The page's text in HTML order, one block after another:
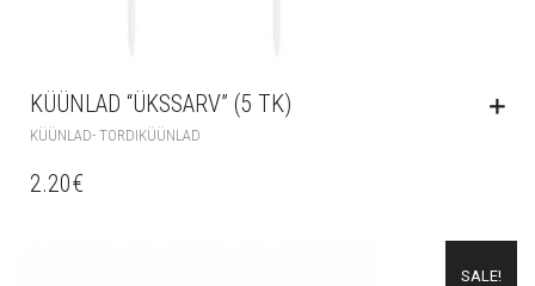
KÜÜNLAD “ÜKSSARV” (5 TK)
KÜÜNLAD- TORDIKÜÜNLAD
2.20€
SALE!